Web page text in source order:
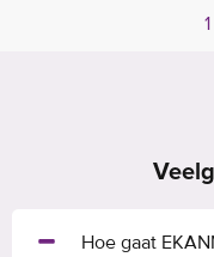
1
Hoe gaat